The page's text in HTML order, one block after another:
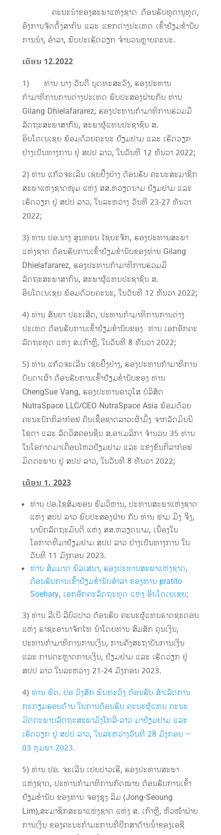
ຄະນະນຳຂອງສະພາແຫ່ງຊາດ ຕ້ອນຮັບທູຕານຸທູດ,
ອົງການຈັດຕັ້ງສາກົນ ແລະ ແຂກຕ່າງປະເທດ ເຂົ້າຢ້ຽມຂໍ່ານັບ
ການນໍາ, ອຳລາ, ພົບປະເຮັດວຽກ ຈຳນວນຫຼາຍຄະນະ.
ເດືອນ 12.2022
1) ທ່ານ ນາງ ວັນດີ ບຸດທະສະວົງ, ຮອງປະທານ
ກຳມາທິການການຕ່າງປະເທດ ພົບປະສອງຝ່າຍກັບ ທ່ານ
Gilang Dhielafararez, ຮອງປະທານກໍາມາທິການຮ່ວມມື
ລັດຖະສະພາສາກົນ, ສະພາຜູ້ແທນປະຊາຊົນ ສ.
ອິນໂດເນເຊຍ ພ້ອມດ້ວຍຄະນະ ຢ້ຽມຢາມ ແລະ ເຮັດວຽກ
ຢ່າງເປັນທາງການ ຢູ່ ສປປ ລາວ, ໃນວັນທີ 12 ທັນວາ 2022;
2) ທ່ານ ແກ້ວຈະເລີນ ເຊ່ຍຢິ້ງຢ່າງ ຕ້ອນຮັບ ຄະນະສະມາຊິກ
ສະພາແຫ່ງຊາດໜຸ່ມ ແຫ່ງ ສສ.ຫວຽດນາມ ຢ້ຽມຢາມ ແລະ
ເຮັດວຽກ ຢູ່ ສປປ ລາວ, ໃນລະຫວ່າງ ວັນທີ 23-27 ທັນວາ
2022;
3) ທ່ານ ປອ.ນາງ ສູນທອນ ໄຊຍະຈັກ, ຮອງປະທານສະພາ
ແຫ່ງຊາດ ຕ້ອນຮັບການເຂົ້າຢ້ຽມຂໍ່ານັບຂອງທ່ານ Gilang
Dhielafararez, ຮອງປະທານກໍາມາທິການຮ່ວມມື
ລັດຖະສະພາສາກົນ, ສະພາຜູ້ແທນປະຊາຊົນ ສ.
ອິນໂດເນເຊຍ ພ້ອມດ້ວຍຄະນະ, ໃນວັນທີ 12 ທັນວາ 2022;
4) ທ່ານ ສັນຍາ ປຣະເສີດ, ປະທານກຳມາທິການການຕ່າງ
ປະເທດ ຕ້ອນຮັບການເຂົ້າຢ້ຽມຂໍ່ານັບຂອງ ທ່ານ ເອກອັກຄະ
ລັດຖະທູດ ແຫ່ງ ສ.ເກົາຫຼີ, ໃນວັນທີ 8 ທັນວາ 2022;
5) ທ່ານ ແກ້ວຈະເລີນ ເຊ່ຍຢີ້ງຢ່າງ, ຮອງປະທານກຳມາທິການ
ບັນດາເຜົ່າ ຕ້ອນຮັບການເຂົ້າຢ້ຽມຂໍ່ານັບຂອງ ທ່ານ
ChengSue Vang, ຮອງປະທານອາວຸໂສ ບໍລິສັດ
NutraSpace LLC/CEO NutraSpace Asia ພ້ອມດ້ວຍ
ຄະນະນັກກິລາກ໋ອຟ ຄົນເຊື້ອຊາດລາວເຜົ່າມົ້ງ ຈາກລັດມິນນີ
ໂຊຕາ ແລະ ລັດວິສຄອນຊີນ ສ.ອາເມລິກາ ຈຳນວນ 35 ທ່ານ
ໃນໂອກາດມາເຄື່ອນໄຫວຢ້ຽມຢາມ ແລະ ແຂ່ງຂັນກິລາກ໋ອຟ
ມິດຕະພາບ ຢູ່ ສປປ ລາວ, ໃນວັນທີ 8 ທັນວາ 2022;
ເດືອນ 1. 2023
ທ່ານ ປອ.ໄຊສົມພອນ ພົມວິຫານ, ປະທານສະພາແຫ່ງຊາດ
ແຫ່ງ ສປປ ລາວ ພົບປະສອງຝ່າຍ ກັບ ທ່ານ ຟາມ ມິງ ຈິງ,
ນາຍົກລັດຖະມົນຕີ ແຫ່ງ ສສ.ຫວຽດນາມ, ເນື່ອງໃນ
ໂອກາດທີ່ມາຢ້ຽມຢາມ ສປປ ລາວ ຢ່າງເປັນທາງການ ໃນ
ວັນທີ 11 ມັງກອນ 2023.
ທ່ານ ສົມມາດ ພົລເສນາ, ຮອງປະທານສະພາແຫ່ງຊາດ,​
ຕ້ອນຮັບການເຂົ້າຢ້ຽມຂ່ຳນັບອຳລາ ຂອງທ່ານ pratito
Soehary, ເອກອັກຄະລັດຖະທູດ ແຫ່ງ ອີນໂດເນເຊຍ;
3) ທ່ານ ລີເບີ ລີບົວປາວ ຕ້ອນຮັບ ຄະນະຜູ້ແທນຣາດຊະດອນ
ແຫ່ງ ຣາຊະອານາຈັກໄທ ນຳໂດຍທ່ານ ສົມສັກ ຄຸນເງິນ,
ປະທານກຳມາທິການການເງິນ, ການຄັງສະຖາບັນການເງິນ
ແລະ ການຕະຫຼາດການເງິນ, ຢ້ຽມຢາມ ແລະ ເຮັດວຽກ ຢູ່
ສປປ ລາວ ໃນລະຫວ່າງ 21-24 ມັງກອນ 2023.
4) ທ່ານ ພົຕ. ປອ ວົງສັກ ພົນທະວົງ ຕ້ອນຮັບ ສຳເລັດການ
ກະກຽມຮອບດ້ານ ໃນການຕ້ອນຮັບ ຄະນະຜູ້ແທນ ຄະນະ
ມິດຕະພາບລັດຖະສະພາມົງໂກລີ-ລາວ ມາຢ້ຽມຢາມ ແລະ
ເຮັດວຽກ ຢູ່ ສປປ ລາວ, ໃນລະຫວ່າງວັນທີ 28 ມັງກອນ –
03 ກຸມພາ 2023.
5) ທ່ານ ປອ. ຈະເລີນ ເຢຍປາວເຮີ, ຮອງປະທານສະພາ
ແຫ່ງຊາດ, ປະທານກຳມາທິການກົດໝາຍ ຕ້ອນຮັບການເຂົ້າ
ຢ້ຽມຂໍ່ານັບ ຂອງທ່ານ ຈອງຊຸງ ລິມ (Jong-Seoung
Lim),ສະມາຊິກສະພາແຫ່ງຊາດ ແຫ່ງ ສ. ເກົາຫຼີ, ຫົວໜ້າຝ່າຍ
ການເງິນ ຂອງຄະນະກຳມະການທີ່ປຶກສາດ້ານນ້ຳຂອງເອຊີ